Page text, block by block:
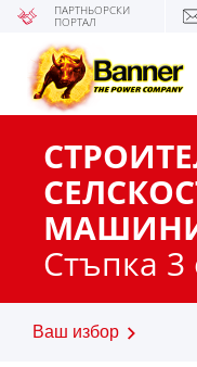
ПАРТНЬОРСКИ
ПОРТАЛ
Стъпка 3
Ваш избор